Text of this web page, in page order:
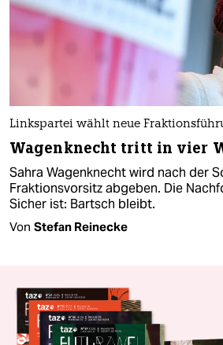
Linkspartei wählt neue
Wagenknecht tritt in vier
Sahra Wagenknecht wird nach der
Fraktionsvorsitz abgeben. Die
Sicher ist: Bartsch bleibt.
Von Stefan Reinecke